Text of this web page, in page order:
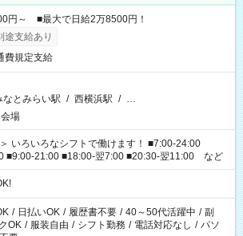
円～ ■最大で日給2万8500円！
途支給あり
費規定支給
なとみらい駅 / 西横浜駅 / …
場
いろいろなシフトで働けます！ ■7:00-24:00
■9:00-21:00 ■18:00-翌7:00 ■20:30-翌11:00 など
/ 日払いOK / 履歴書不要 / 40～50代活躍中 / 副
OK / 服装自由 / シフト勤務 / 電話対応なし / パソ